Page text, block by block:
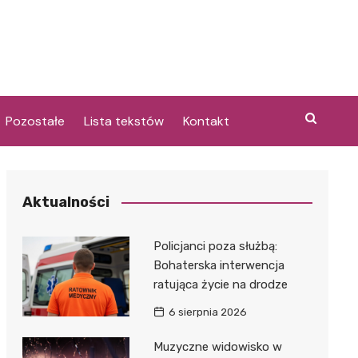
Pozostałe Lista tekstów Kontakt
Aktualności
Policjanci poza służbą:
Bohaterska interwencja
ratująca życie na drodze
6 sierpnia 2026
Muzyczne widowisko w